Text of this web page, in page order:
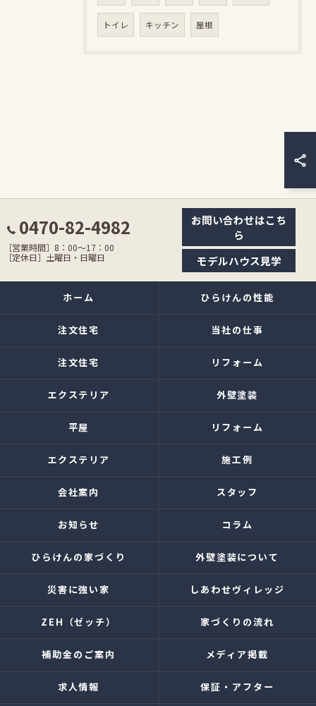
トイレ キッチン 屋根
0470-82-4982
［営業時間］8：00〜17：00
［定休日］土曜日・日曜日
お問い合わせはこち
ら
モデルハウス見学
ホーム ひらけんの性能
注文住宅 当社の仕事
注文住宅 リフォーム
エクステリア 外壁塗装
平屋 リフォーム
エクステリア 施工例
会社案内 スタッフ
お知らせ コラム
ひらけんの家づくり 外壁塗装について
災害に強い家 しあわせヴィレッジ
ZEH（ゼッチ） 家づくりの流れ
補助金のご案内 メディア掲載
求人情報 保証・アフター